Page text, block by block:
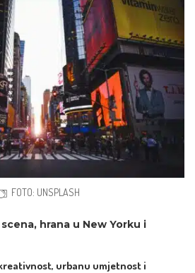
FOTO: UNSPLASH
hrana u New Yorku i
urbanu umjetnost i